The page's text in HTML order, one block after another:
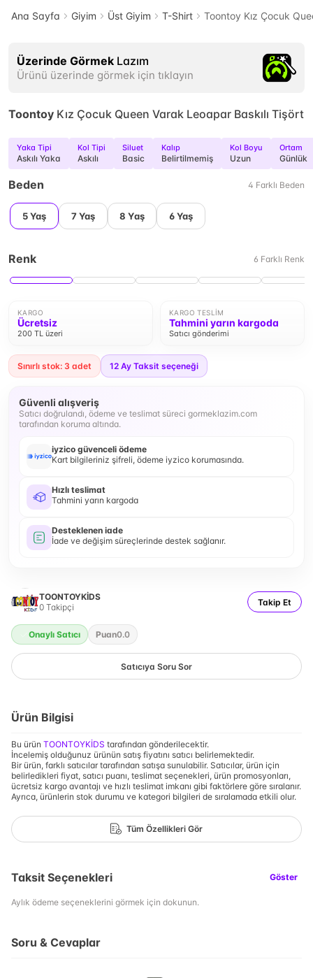
Ana Sayfa Giyim Üst Giyim T-Shirt Toontoy Kız Çocuk
Üzerinde Görmek Lazım
Ürünü üzerinde görmek için tıklayın
Toontoy Kız Çocuk Queen Varak Leoapar Baskılı Tişört
Yaka Tipi
Askılı Yaka
Kol Tipi
Askılı
Siluet
Basic
Kalıp
Belirtilmemiş
Kol Boyu
Uzun
Ortam
Günlük
Beden 4 Farklı Beden
5 Yaş 7 Yaş 8 Yaş 6 Yaş
Renk 6 Farklı Renk
KARGO
Ücretsiz
200 TL üzeri
KARGO TESLIM
Tahmini yarın kargoda
Satıcı gönderimi
Sınırlı stok: 3 adet 12 Ay Taksit seçeneği
Güvenli alışveriş
Satıcı doğrulandı, ödeme ve teslimat süreci gormeklazim.com
tarafından koruma altında.
iyzico güvenceli ödeme
Kart bilgileriniz şifreli, ödeme iyzico korumasında.
Hızlı teslimat
Tahmini yarın kargoda
Desteklenen iade
İade ve değişim süreçlerinde destek sağlanır.
TOONTOYKİDS
0 Takipçi Takip Et
Onaylı Satıcı Puan0.0
Satıcıya Soru Sor
Ürün Bilgisi
Bu ürün TOONTOYKİDS tarafından gönderilecektir.
İncelemiş olduğunuz ürünün satış fiyatını satıcı belirlemektedir.
Bir ürün, farklı satıcılar tarafından satışa sunulabilir. Satıcılar, ürün için
belirledikleri fiyat, satıcı puanı, teslimat seçenekleri, ürün promosyonları,
ücretsiz kargo avantajı ve hızlı teslimat imkanı gibi faktörlere göre sıralanır.
Ayrıca, ürünlerin stok durumu ve kategori bilgileri de sıralamada etkili olur.
Tüm Özellikleri Gör
Taksit Seçenekleri Göster
Aylık ödeme seçeneklerini görmek için dokunun.
Soru & Cevaplar